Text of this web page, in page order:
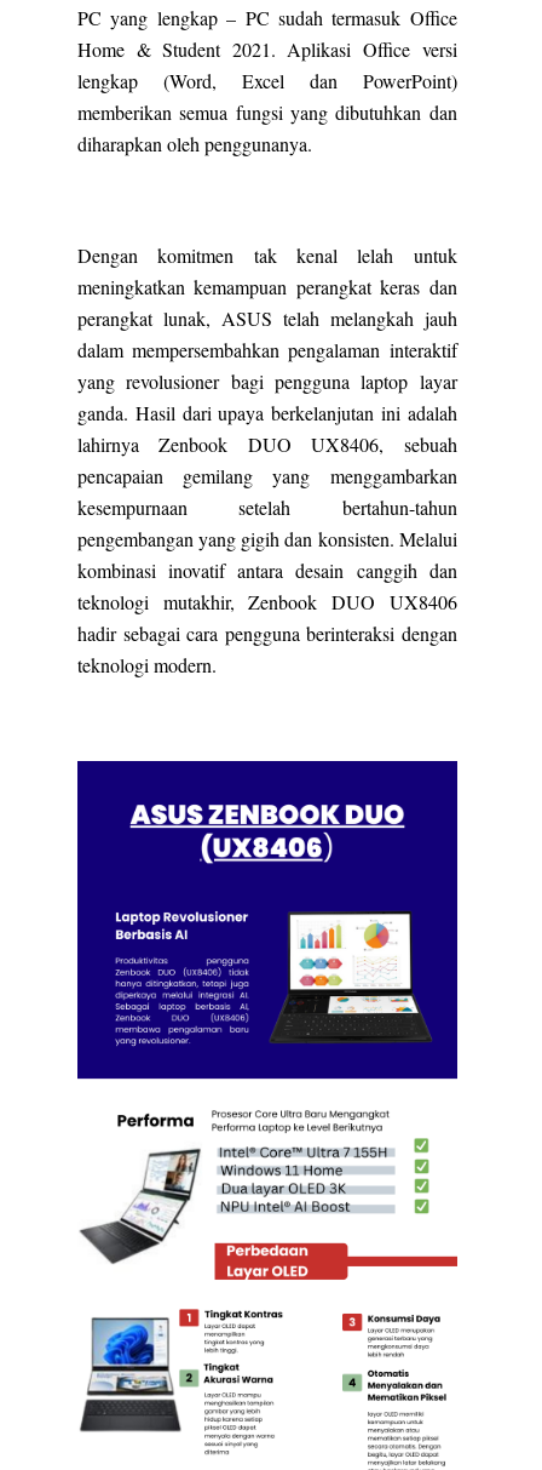
PC yang lengkap – PC sudah termasuk Office
Home & Student 2021. Aplikasi Office versi
lengkap (Word, Excel dan PowerPoint)
memberikan semua fungsi yang dibutuhkan dan
diharapkan oleh penggunanya.
Dengan komitmen tak kenal lelah untuk
meningkatkan kemampuan perangkat keras dan
perangkat lunak, ASUS telah melangkah jauh
dalam mempersembahkan pengalaman interaktif
yang revolusioner bagi pengguna laptop layar
ganda. Hasil dari upaya berkelanjutan ini adalah
lahirnya Zenbook DUO UX8406, sebuah
pencapaian gemilang yang menggambarkan
kesempurnaan setelah bertahun-tahun
pengembangan yang gigih dan konsisten. Melalui
kombinasi inovatif antara desain canggih dan
teknologi mutakhir, Zenbook DUO UX8406
hadir sebagai cara pengguna berinteraksi dengan
teknologi modern.